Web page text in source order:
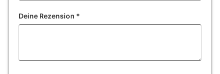
Deine Rezension *